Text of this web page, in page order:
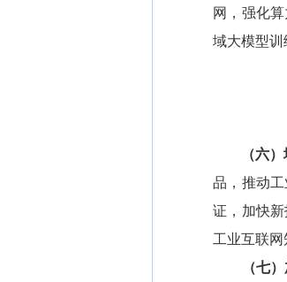
网，强化
域大模型训
（六）
品，推动
证，加快
工业互联网
（七）